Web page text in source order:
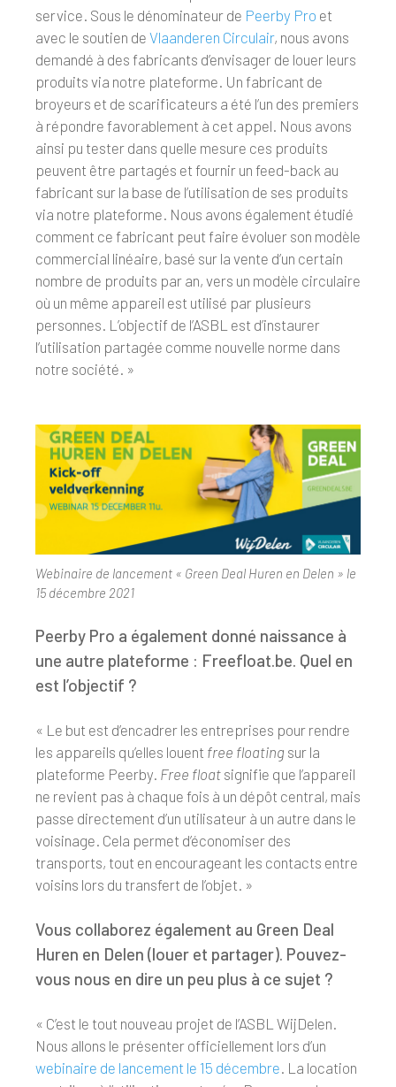
service. Sous le dénominateur de Peerby Pro et
avec le soutien de Vlaanderen Circulair, nous avons
demandé à des fabricants d’envisager de louer leurs
produits via notre plateforme. Un fabricant de
broyeurs et de scarificateurs a été l’un des premiers
à répondre favorablement à cet appel. Nous avons
ainsi pu tester dans quelle mesure ces produits
peuvent être partagés et fournir un feed-back au
fabricant sur la base de l’utilisation de ses produits
via notre plateforme. Nous avons également étudié
comment ce fabricant peut faire évoluer son modèle
commercial linéaire, basé sur la vente d’un certain
nombre de produits par an, vers un modèle circulaire
où un même appareil est utilisé par plusieurs
personnes. L’objectif de l’ASBL est d’instaurer
l’utilisation partagée comme nouvelle norme dans
notre société. »
Webinaire de lancement « Green Deal Huren en Delen » le
15 décembre 2021
Peerby Pro a également donné naissance à
une autre plateforme : Freefloat.be. Quel en
est l’objectif ?
« Le but est d’encadrer les entreprises pour rendre
les appareils qu’elles louent free floating sur la
plateforme Peerby. Free float signifie que l’appareil
ne revient pas à chaque fois à un dépôt central, mais
passe directement d’un utilisateur à un autre dans le
voisinage. Cela permet d’économiser des
transports, tout en encourageant les contacts entre
voisins lors du transfert de l’objet. »
Vous collaborez également au Green Deal
Huren en Delen (louer et partager). Pouvez-
vous nous en dire un peu plus à ce sujet ?
« C’est le tout nouveau projet de l’ASBL WijDelen.
Nous allons le présenter officiellement lors d’un
webinaire de lancement le 15 décembre. La location